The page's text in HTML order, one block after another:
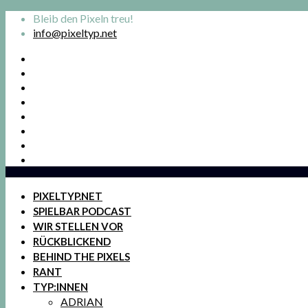
Bleib den Pixeln treu!
info@pixeltyp.net
PIXELTYP.NET
SPIELBAR PODCAST
WIR STELLEN VOR
RÜCKBLICKEND
BEHIND THE PIXELS
RANT
TYP:INNEN
ADRIAN